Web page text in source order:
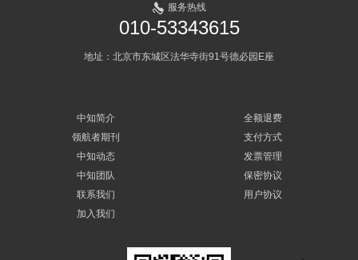
服务热线
010-53343615
地址：北京市东城区法华寺街91号德必园E座
中知简介
领航者期刊
中知动态
中知团队
联系我们
加入我们
全额退费
支付方式
发票管理
保密协议
用户协议